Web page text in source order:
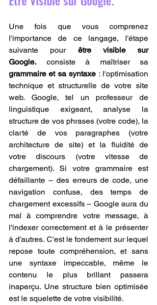
Une fois que vous comprenez
l'importance de ce langage, l'étape
suivante pour être visible sur
Google.
grammaire et sa syntaxe : l'optimisation
technique et structurelle de votre site
web. Google, tel un professeur de
linguistique exigeant, analyse la
structure de vos phrases (votre code), la
clarté de vos paragraphes (votre
architecture de site) et la fluidité de
votre discours (votre vitesse de
chargement). Si votre grammaire est
défaillante – des erreurs de code, une
navigation confuse, des temps de
chargement excessifs – Google aura du
mal à comprendre votre message, à
l'indexer correctement et à le présenter
à d'autres. C'est le fondement sur lequel
repose toute compréhension, et sans
une syntaxe impeccable, même le
contenu le plus brillant passera
inaperçu. Une structure bien optimisée
est le squelette de votre visibilité.